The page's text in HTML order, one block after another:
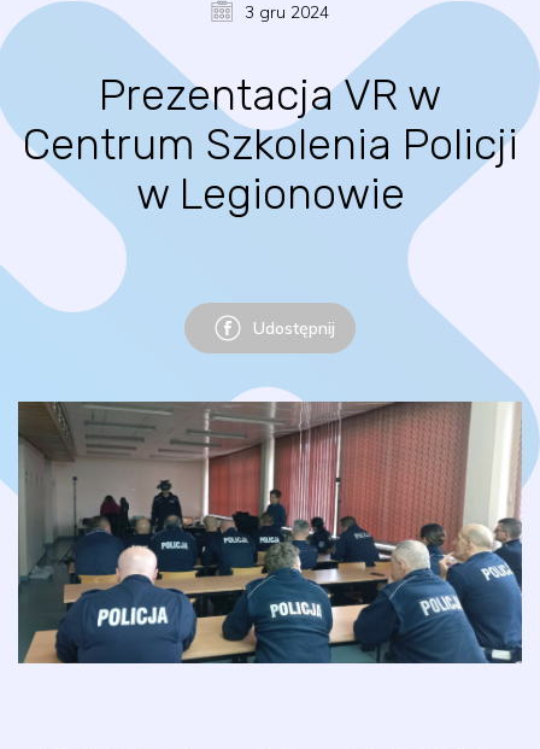
3 gru 2024
Prezentacja VR w
Centrum Szkolenia Policji
w Legionowie
Udostępnij